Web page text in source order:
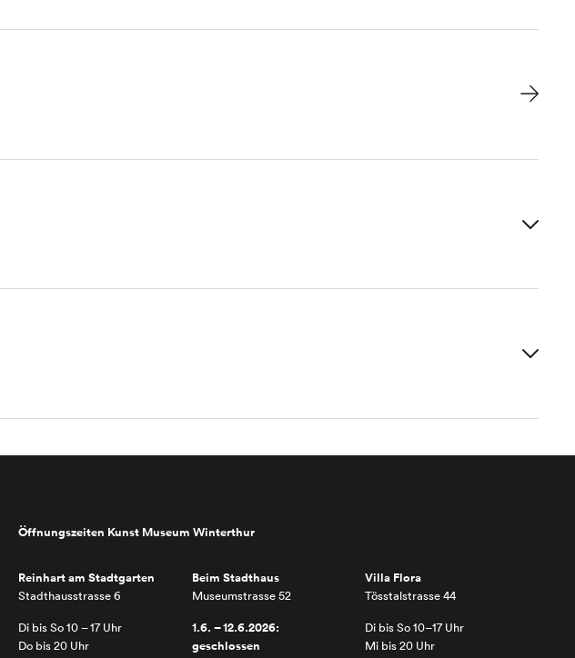
Öffnungszeiten Kunst Museum Winterthur
Reinhart am Stadtgarten
Stadthausstrasse 6
Di bis So 10 – 17 Uhr
Do bis 20 Uhr
Beim Stadthaus
Museumstrasse 52
1.6. – 12.6.2026:
geschlossen
Villa Flora
Tösstalstrasse 44
Di bis So 10–17 Uhr
Mi bis 20 Uhr